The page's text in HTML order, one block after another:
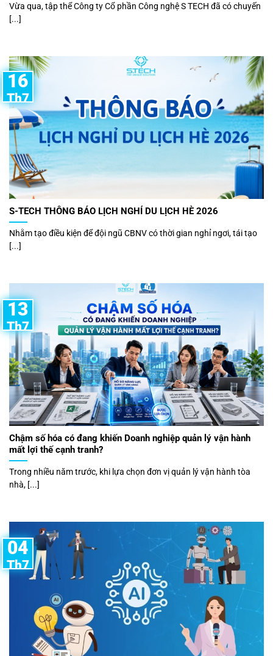
Vừa qua, tập thể Công ty Cổ phần Công nghệ S TECH đã có chuyến
[...]
S-TECH THÔNG BÁO LỊCH NGHỈ DU LỊCH HÈ 2026
Nhằm tạo điều kiện để đội ngũ CBNV có thời gian nghỉ ngơi, tái tạo
[...]
16
Th7
Chậm số hóa có đang khiến Doanh nghiệp quản lý vận hành
mất lợi thế cạnh tranh?
Trong nhiều năm trước, khi lựa chọn đơn vị quản lý vận hành tòa
nhà, [...]
13
Th7
04
Th7